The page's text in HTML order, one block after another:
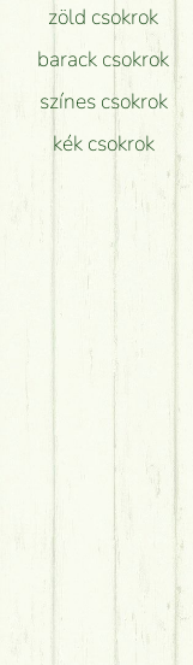
zöld csokrok
barack csokrok
színes csokrok
kék csokrok